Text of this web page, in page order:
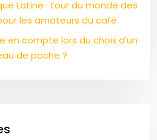
Latine : tour du monde des
les amateurs du café
en compte lors du choix d’un
de poche ?